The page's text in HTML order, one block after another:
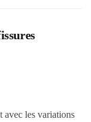
avec les variations